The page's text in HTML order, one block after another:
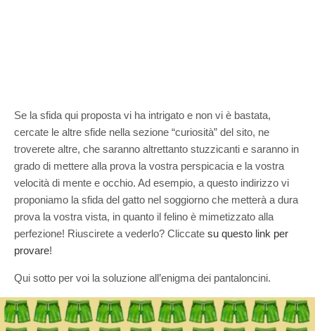
Se la sfida qui proposta vi ha intrigato e non vi è bastata,
cercate le altre sfide nella sezione “curiosità” del sito, ne
troverete altre, che saranno altrettanto stuzzicanti e saranno in
grado di mettere alla prova la vostra perspicacia e la vostra
velocità di mente e occhio. Ad esempio, a questo indirizzo vi
proponiamo la sfida del gatto nel soggiorno che metterà a dura
prova la vostra vista, in quanto il felino è mimetizzato alla
perfezione! Riuscirete a vederlo? Cliccate su questo link per
provare!
Qui sotto per voi la soluzione all’enigma dei pantaloncini.